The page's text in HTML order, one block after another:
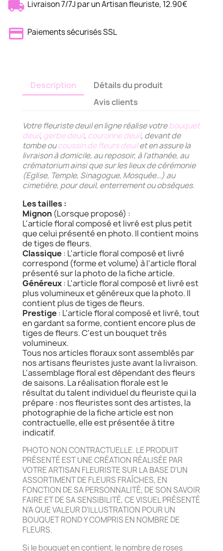
Livraison 7/7J par un Artisan fleuriste, 12.90€
Paiements sécurisés SSL
Description
Détails du produit
Avis clients
Votre fleuriste deuil en ligne réalise votrebouquet
deuil, gerbe deuil, couronne deuil, devant de
tombe oucoussin de fleurs deuilet en assure la
livraison à domicile, au reposoir, à l’athanée, au
crématorium ainsi que sur les lieux de cérémonie
(Eglise, Temple, Sinagogue, Mosquée…) au
cimetière, pour deuil, enterrement ou obsèques.
Les tailles :
Mignon (Lorsque proposé) :
L'article floral composé et livré est plus petit
que celui présenté en photo. Il contient moins
de tiges de fleurs.
Classique: L'article floral composé et livré
correspond (forme et volume) à l'article floral
présenté sur la photo de la fiche article.
Généreux: L'article floral composé et livré est
plus volumineux et généreux que la photo. Il
contient plus de tiges de fleurs.
Prestige: L'article floral composé et livré, tout
en gardant sa forme, contient encore plus de
tiges de fleurs. C'est un bouquet très
volumineux.
Tous nos articles floraux sont assemblés par
nos artisans fleuristes juste avant la livraison.
L'assemblage floral est dépendant des fleurs
de saisons. La réalisation florale est le
résultat du talent individuel du fleuriste qui la
prépare : nos fleuristes sont des artistes, la
photographie de la fiche article est non
contractuelle, elle est présentée à titre
indicatif.
PHOTO NON CONTRACTUELLE. LE PRODUIT
PRÉSENTÉ EST UNE CRÉATION RÉALISÉE PAR
VOTRE ARTISAN FLEURISTE SUR LA BASE D'UN
ASSORTIMENT DE FLEURS FRAÎCHES, EN
FONCTION DE SA PERSONNALITÉ, DE SON SAVOIR
FAIRE ET DE SA SENSIBILITÉ, CE VISUEL PRÉSENTÉ
N'A QUE VALEUR D'ILLUSTRATION POUR UN
BOUQUET ROND Y COMPRIS EN NOMBRE DE
FLEURS.
Si le bouquet en contient, le nombre de roses